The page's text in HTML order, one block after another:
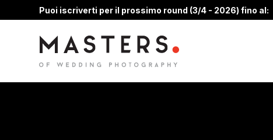
Puoi iscriverti per il prossimo round (3/4 - 2026) fino al: